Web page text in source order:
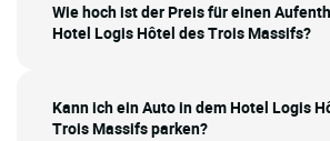
Wie hoch ist der Preis für einen
Hotel Logis Hôtel des Trois Massifs?
Kann ich ein Auto in dem Hotel Logis
Trois Massifs parken?